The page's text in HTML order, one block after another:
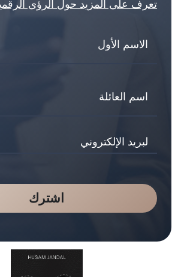
تعرف على المزيد حول الرؤى
اشترك